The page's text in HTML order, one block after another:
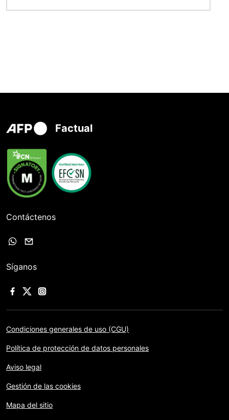
Factual
Contáctenos
Síganos
Condiciones generales de uso (CGU)
Política de protección de datos personales
Aviso legal
Gestión de las cookies
Mapa del sitio